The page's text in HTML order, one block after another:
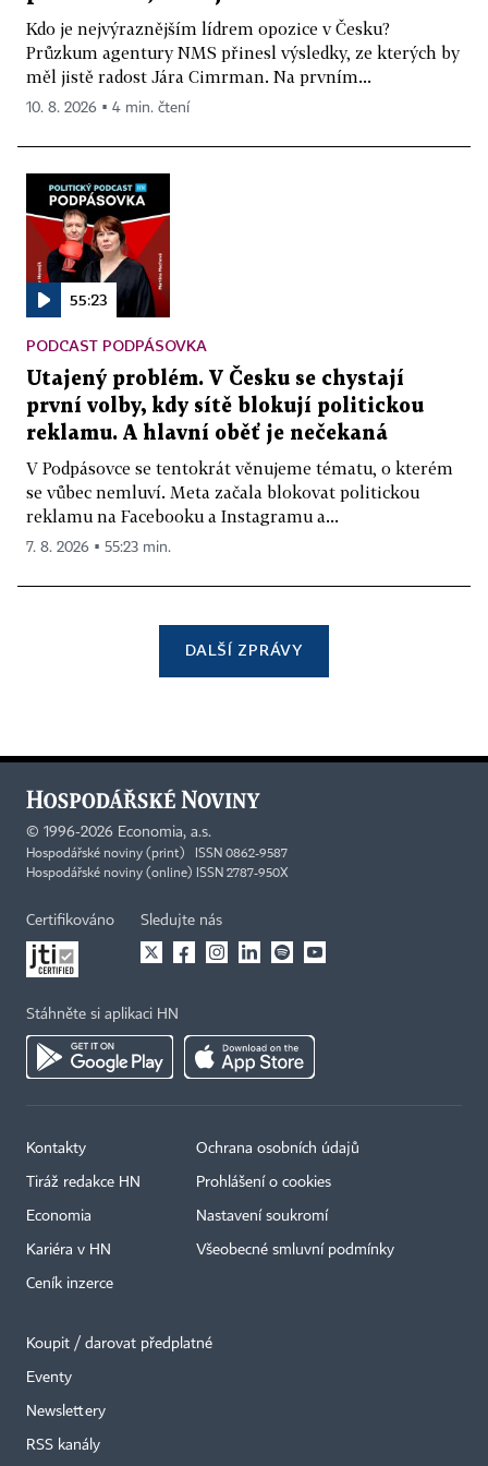
Kdo je nejvýraznějším lídrem opozice v Česku?
Průzkum agentury NMS přinesl výsledky, ze kterých by
měl jistě radost Jára Cimrman. Na prvním...
10. 8. 2026 ▪ 4 min. čtení
55:23
PODCAST PODPÁSOVKA
Utajený problém. V Česku se chystají
první volby, kdy sítě blokují politickou
reklamu. A hlavní oběť je nečekaná
V Podpásovce se tentokrát věnujeme tématu, o kterém
se vůbec nemluví. Meta začala blokovat politickou
reklamu na Facebooku a Instagramu a...
7. 8. 2026 ▪ 55:23 min.
DALŠÍ ZPRÁVY
© 1996-2026 Economia, a.s.
Hospodářské noviny (print) ISSN 0862-9587
Hospodářské noviny (online) ISSN 2787-950X
Certifikováno Sledujte nás
Stáhněte si aplikaci HN
Kontakty
Tiráž redakce HN
Economia
Kariéra v HN
Ceník inzerce
Ochrana osobních údajů
Prohlášení o cookies
Nastavení soukromí
Všeobecné smluvní podmínky
Koupit / darovat předplatné
Eventy
Newslettery
RSS kanály